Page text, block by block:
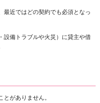
最近ではどの契約でも必須となっ
設備トラブルや火災）に貸主や借
がありません。